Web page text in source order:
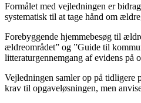
Formålet med vejledningen er
systematisk til at tage hånd om
Forebyggende hjemmebesøg til
ældreområdet” og ”Guide til
litteraturgennemgang af evidens på
Vejledningen samler op på tidligere
krav til opgaveløsningen, men